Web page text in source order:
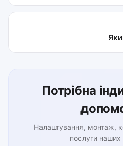
Потрібна
Налаштування, монтаж,
послуги наших